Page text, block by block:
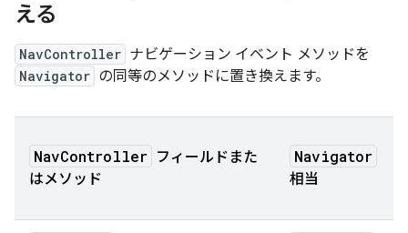
える
NavController ナビゲーション イベント メソッドを
Navigator の同等のメソッドに置き換えます。
NavController フィールドまた
はメソッド
Navigator
相当